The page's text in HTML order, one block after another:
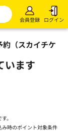
会員登録 ログイン
（スカイチケ
います
。
時のポイント対象条件